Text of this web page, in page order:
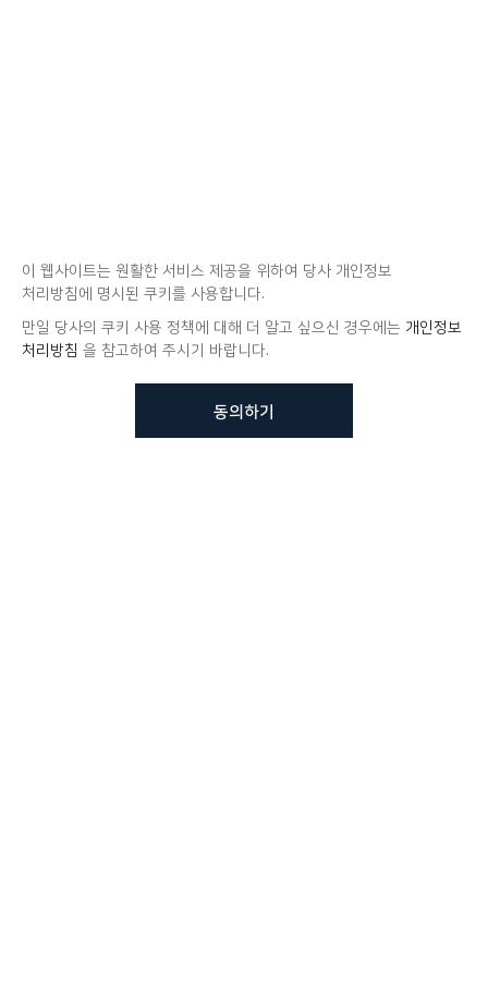
이 웹사이트는 원활한 서비스 제공을 위하여 당사 개인정보
처리방침에 명시된 쿠키를 사용합니다.
만일 당사의 쿠키 사용 정책에 대해 더 알고 싶으신 경우에는 개인정보
처리방침 을 참고하여 주시기 바랍니다.
동의하기